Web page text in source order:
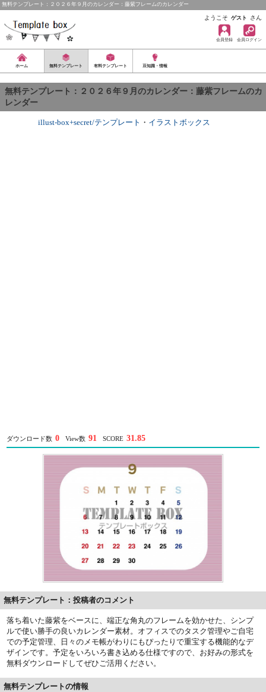
無料テンプレート：２０２６年９月のカレンダー：藤紫フレームのカレンダー
ようこそ ゲスト さん
会員登録 会員ログイン
ホーム 無料テンプレート 有料テンプレート 豆知識・情報
無料テンプレート：２０２６年９月のカレンダー：藤紫フレームのカ
レンダー
illust-box+secret/テンプレート ・ イラストボックス
ダウンロード数 0 View数 91 SCORE 31.85
無料テンプレート：投稿者のコメント
落ち着いた藤紫をベースに、端正な角丸のフレームを効かせた、シンプ
ルで使い勝手の良いカレンダー素材。オフィスでのタスク管理やご自宅
での予定管理、日々のメモ帳がわりにもぴったりで重宝する機能的なデ
ザインです。予定をいろいろ書き込める仕様ですので、お好みの形式を
無料ダウンロードしてぜひご活用ください。
無料テンプレートの情報